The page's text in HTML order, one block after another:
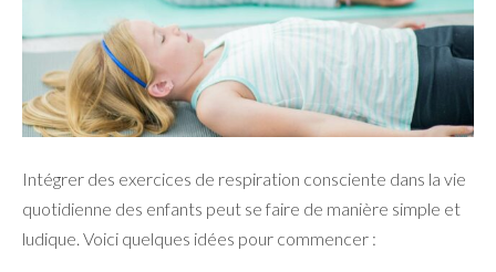
Intégrer des exercices de respiration consciente dans la vie
quotidienne des enfants peut se faire de manière simple et
ludique. Voici quelques idées pour commencer :